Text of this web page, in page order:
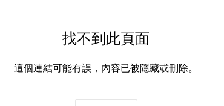
找不到此頁面
這個連結可能有誤，內容已被隱藏或刪除。